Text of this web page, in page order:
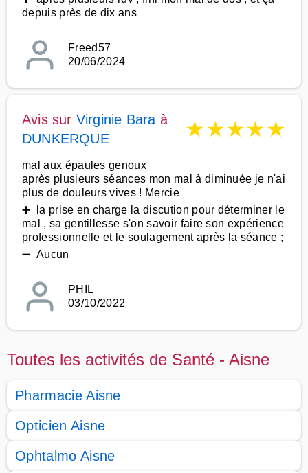
depuis près de dix ans
Freed57
20/06/2024
Avis sur Virginie Bara à
DUNKERQUE
★★★★★
mal aux épaules genoux
après plusieurs séances mon mal à diminuée je n'ai
plus de douleurs vives ! Mercie
➕ la prise en charge la discution pour déterminer le
mal , sa gentillesse s'on savoir faire son expérience
professionnelle et le soulagement après la séance ;
➖ Aucun
PHIL
03/10/2022
Toutes les activités de Santé - Aisne
Pharmacie Aisne
Opticien Aisne
Ophtalmo Aisne